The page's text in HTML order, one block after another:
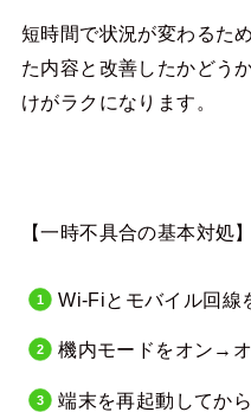
短時間で状況が変わるた
た内容と改善したかどう
けがラクになります。
【一時不具合の基本対処】
Wi-Fiとモバイル回線
機内モードをオン→
端末を再起動してか